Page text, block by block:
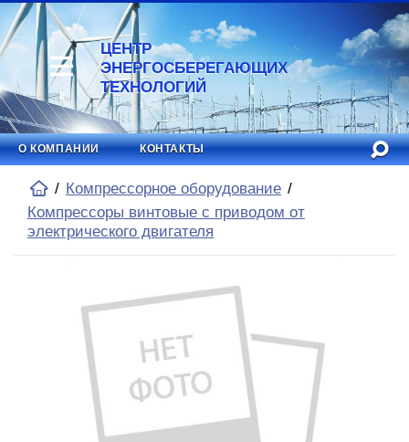
ЦЕНТР
ЭНЕРГОСБЕРЕГАЮЩИХ
ТЕХНОЛОГИЙ
О КОМПАНИИ КОНТАКТЫ
Компрессорное оборудование
Компрессоры винтовые с приводом от
электрического двигателя